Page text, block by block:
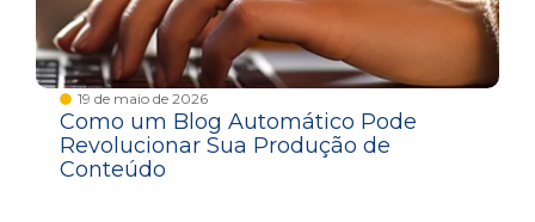
19 de maio de 2026
Como um Blog Automático Pode
Revolucionar Sua Produção de
Conteúdo